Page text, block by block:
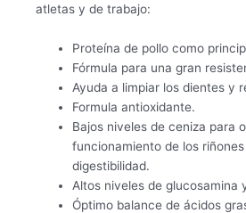
atletas y de trabajo:
Proteína de pollo como
Fórmula para una gran
Ayuda a limpiar los dientes y
Formula antioxidante.
Bajos niveles de ceniza para
funcionamiento de los
digestibilidad.
Altos niveles de glucosamina
Óptimo balance de ácidos